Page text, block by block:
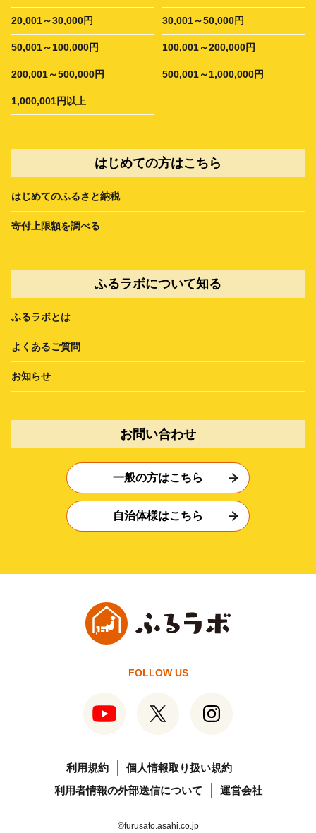
20,001～30,000円 30,001～50,000円
50,001～100,000円 100,001～200,000円
200,001～500,000円 500,001～1,000,000円
1,000,001円以上
はじめての方はこちら
はじめてのふるさと納税
寄付上限額を調べる
ふるラボについて知る
ふるラボとは
よくあるご質問
お知らせ
お問い合わせ
一般の方はこちら
自治体様はこちら
FOLLOW US
利用規約
個人情報取り扱い規約
利用者情報の外部送信について
運営会社
©furusato.asahi.co.jp